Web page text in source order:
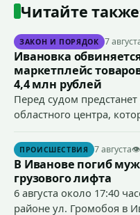
Читайте также
ЗАКОН И ПОРЯДОК 7
Ивановка
маркетплейс
4,4 млн рублей
Перед судом
областного центра,
сумму более 4,4 млн
ПРОИСШЕСТВИЯ 7 августа👁
В Иванове погиб
грузового лифта
6 августа около 17:40
районе ул. Громобоя в